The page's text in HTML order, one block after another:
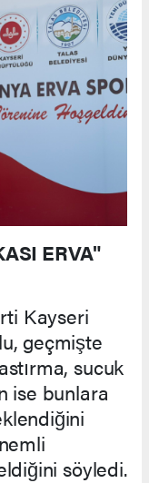
ERVA"
Kayseri
geçmişte
sucuk
ise bunlara
söyledi.